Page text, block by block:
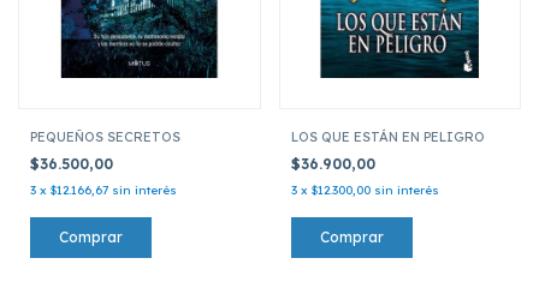
PEQUEÑOS SECRETOS
$36.500,00
3 x $12.166,67 sin interés
LOS QUE ESTÁN EN PELIGRO
$36.900,00
3 x $12.300,00 sin interés